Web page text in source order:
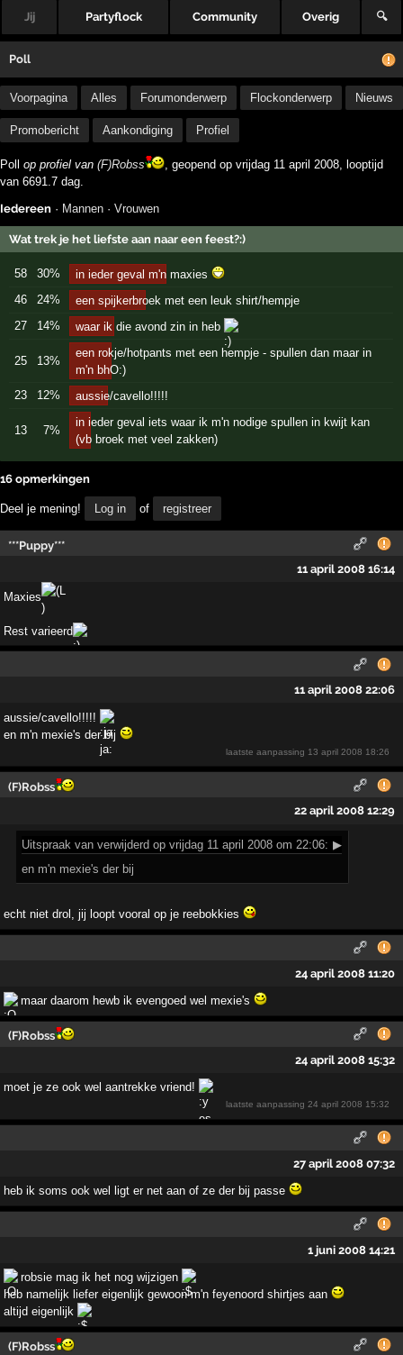
Jij Partyflock Community Overig 🔍
Poll
Voorpagina Alles Forumonderwerp Flockonderwerp Nieuws
Promobericht Aankondiging Profiel
Poll op profiel van (F)Robss
, geopend op vrijdag 11 april 2008, looptijd
van 6691.7 dag.
Iedereen · Mannen · Vrouwen
Wat trek je het liefste aan naar een feest?:)
58 30%
in ieder geval m'n maxies
46
24%
een spijkerbroek met een leuk shirt/hempje
27
14% waar ik die avond zin in heb
25 13%
een rokje/hotpants met een hempje - spullen dan maar in
m'n bhO:)
23
12% aussie/cavello!!!!!
13 7%
in ieder geval iets waar ik m'n nodige spullen in kwijt kan
(vb broek met veel zakken)
16 opmerkingen
Deel je mening! Log in of registreer
***Puppy***
11 april 2008 16:14
Maxies
Rest varieerd
11 april 2008 22:06
aussie/cavello!!!!!
en m'n mexie's der bij
laatste aanpassing 13 april 2008 18:26
(F)Robss
22 april 2008 12:29
Uitspraak van verwijderd op vrijdag 11 april 2008 om 22:06: ▶
en m'n mexie's der bij
echt niet drol, jij loopt vooral op je reebokkies
24 april 2008 11:20
maar daarom hewb ik evengoed wel mexie's
(F)Robss
24 april 2008 15:32
moet je ze ook wel aantrekke vriend!
laatste aanpassing24 april 2008 15:32
27 april 2008 07:32
heb ik soms ook wel ligt er net aan of ze der bij passe
1 juni 2008 14:21
robsie mag ik het nog wijzigen
heb namelijk liefer eigenlijk gewoon m'n feyenoord shirtjes aan
altijd eigenlijk
(F)Robss